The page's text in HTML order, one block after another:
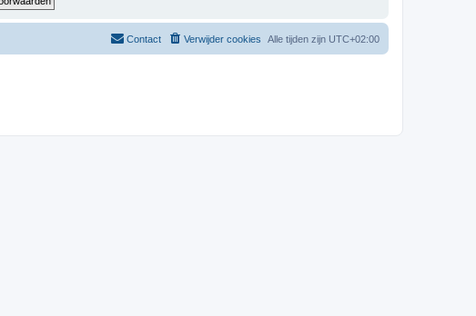
Alle tijden zijn UTC+02:00
Verwijder cookies
Contact